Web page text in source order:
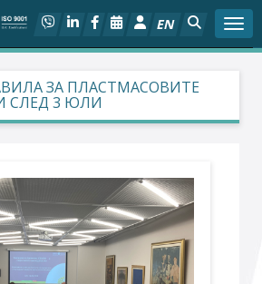
EN
ЗА ПЛАСТМАСОВИТЕ
СЛЕД 3 ЮЛИ